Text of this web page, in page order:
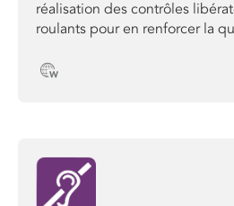
réalisation des contrôles
roulants pour en renforcer la